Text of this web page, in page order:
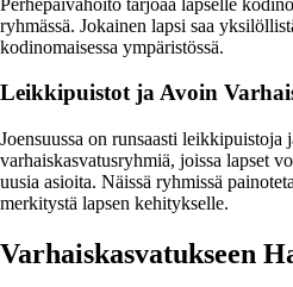
ryhmässä. Jokainen lapsi saa
kodinomaisessa ympäristössä.
Leikkipuistot ja Avoin
Joensuussa on runsaasti leikkipuistoja
varhaiskasvatusryhmiä, joissa lapset
uusia asioita. Näissä ryhmissä
merkitystä lapsen kehitykselle.
Varhaiskasvatukseen